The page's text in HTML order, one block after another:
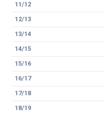
11/12
12/13
13/14
14/15
15/16
16/17
17/18
18/19